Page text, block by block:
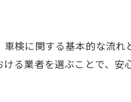
検に関する基本的な流れ
る業者を選ぶことで、安